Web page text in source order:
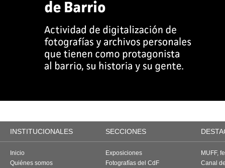
INSTITUCIONALES SECCIONES
Inicio
Quiénes somos
Exposiciones
Fotografías del CdF
MUFF,
Canal